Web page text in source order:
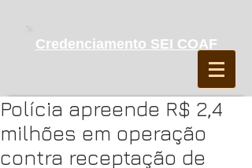
Credenciamento SEI COAF
Polícia apreende R$ 2,4
milhões em operação
contra receptação de